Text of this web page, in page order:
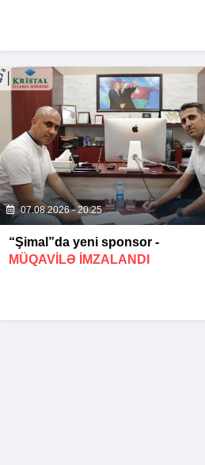
07.08.2026 - 20:25
“Şimal”da yeni sponsor -
MÜQAVİLƏ İMZALANDI